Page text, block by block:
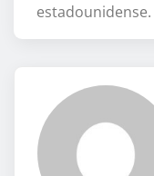
estadounidense.